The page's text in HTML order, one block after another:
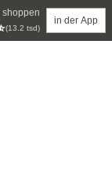
(13.2 tsd)
in der App